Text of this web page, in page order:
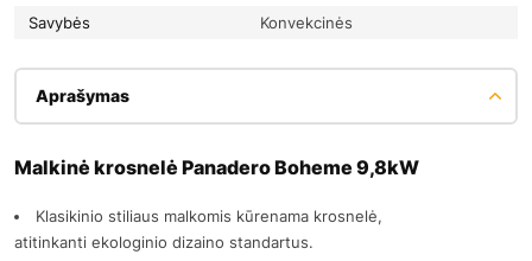
Savybės
Konvekcinės
Aprašymas
Malkinė krosnelė Panadero Boheme 9,8kW
Klasikinio stiliaus malkomis kūrenama krosnelė,
atitinkanti ekologinio dizaino standartus.